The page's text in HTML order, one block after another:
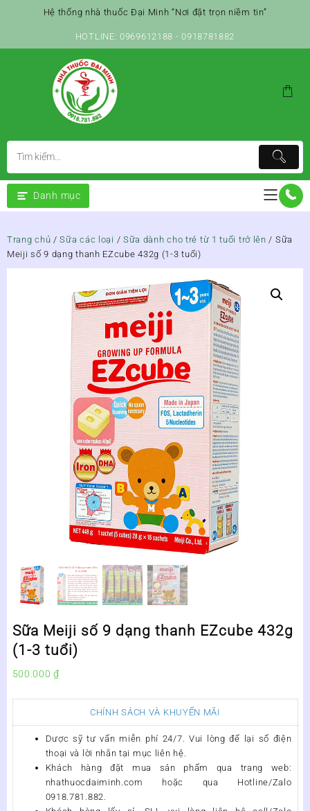
Hệ thống nhà thuốc Đại Minh “Nơi đặt trọn niềm tin”
HOTLINE: 0969612188 - 0918781882
Danh mục
Trang chủ /Sữa các loại / Sữa dành cho trẻ từ 1 tuổi trở lên / Sữa
Meiji số 9 dạng thanh EZcube 432g (1-3 tuổi)
Sữa Meiji số 9 dạng thanh EZcube 432g
(1-3 tuổi)
500.000₫
CHÍNH SÁCH VÀ KHUYẾN MÃI
Dược sỹ tư vấn miễn phí 24/7. Vui lòng để lại số điện
thoại và lời nhắn tại mục liên hệ.
Khách hàng đặt mua sản phẩm qua trang web:
nhathuocdaiminh.com hoặc qua Hotline/Zalo
0918.781.882.